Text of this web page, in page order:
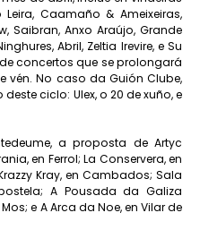
Caamaño & Ameixeiras,
Saibran, Anxo Araújo, Grande
Abril, Zeltia Irevire, e Su
concertos que se prolongará
vén. No caso da Guión Clube,
ciclo: Ulex, o 20 de xuño, e
a proposta de Artyc
en Ferrol; La Conservera, en
Kray, en Cambados; Sala
A Pousada da Galiza
e A Arca da Noe, en Vilar de